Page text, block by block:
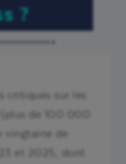
?
critiques sur les
de 100 000
vingtaine de
et 2025, dont